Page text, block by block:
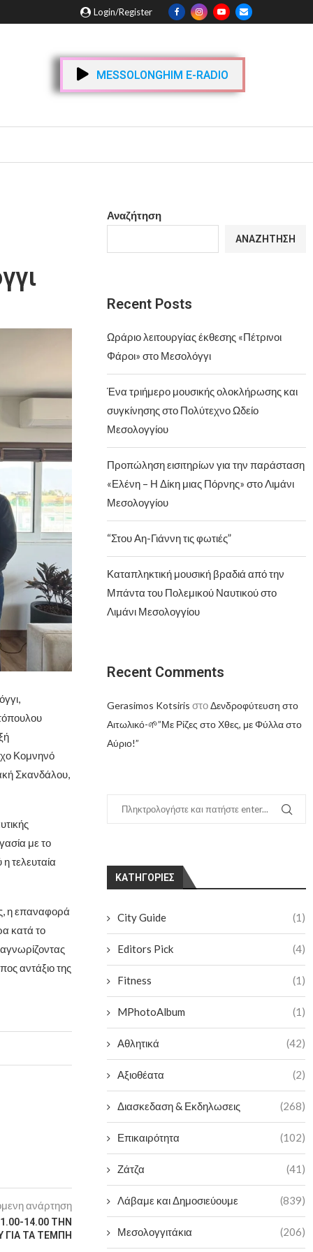
Login/Register
MESSOLONGHIM E-RADIO
Κομνηνό
Σκανδάλου,
με το
τελευταία
η επαναφορά
κατά το
αντάξιο της
ανάρτηση
14.00 ΤΗΝ
ΓΙΑ ΤΑ ΤΕΜΠΗ
Αναζήτηση
ΑΝΑΖΉΤΗΣΗ
Recent Posts
Ωράριο λειτουργίας έκθεσης «Πέτρινοι
Φάροι» στο Μεσολόγγι
Ένα τριήμερο μουσικής ολοκλήρωσης και
συγκίνησης στο Πολύτεχνο Ωδείο
Μεσολογγίου
Προπώληση εισιτηρίων για την παράσταση
«Ελένη – Η Δίκη μιας Πόρνης» στο Λιμάνι
Μεσολογγίου
“Στου Αη-Γιάννη τις φωτιές”
Καταπληκτική μουσική βραδιά από την
Μπάντα του Πολεμικού Ναυτικού στο
Λιμάνι Μεσολογγίου
Recent Comments
Gerasimos Kotsiris στοΔενδροφύτευση στο
Αιτωλικό-🌱”Με Ρίζες στο Χθες, με Φύλλα στο
Αύριο!”
KΑΤΗΓΟΡΊΕΣ
City Guide (1)
Editors Pick (4)
Fitness (1)
MPhotoAlbum (1)
Αθλητικά (42)
Αξιοθέατα (2)
Διασκεδαση & Εκδηλωσεις (268)
Επικαιρότητα (102)
Ζάτζα (41)
Λάβαμε και Δημοσιεύουμε (839)
Μεσολογγιτάκια (206)